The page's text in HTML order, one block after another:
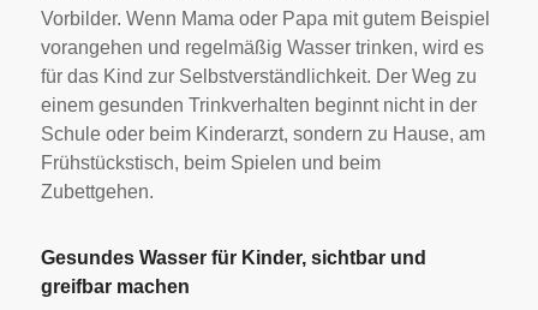
Vorbilder. Wenn Mama oder Papa mit gutem Beispiel
vorangehen und regelmäßig Wasser trinken, wird es
für das Kind zur Selbstverständlichkeit. Der Weg zu
einem gesunden Trinkverhalten beginnt nicht in der
Schule oder beim Kinderarzt, sondern zu Hause, am
Frühstückstisch, beim Spielen und beim
Zubettgehen.
Gesundes Wasser für Kinder, sichtbar und
greifbar machen